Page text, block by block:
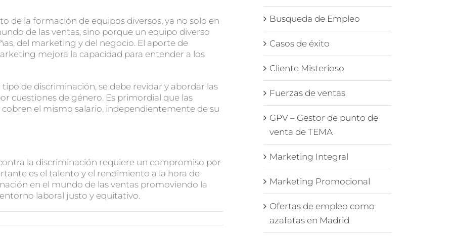
de la formación de equipos diversos, ya no solo en
de las ventas, sino porque un equipo diverso
del marketing y del negocio. El aporte de
mejora la capacidad para entender a los
de discriminación, se debe revidar y abordar las
cuestiones de género. Es primordial que las
el mismo salario, independientemente de su
la discriminación requiere un compromiso por
es el talento y el rendimiento a la hora de
en el mundo de las ventas promoviendo la
laboral justo y equitativo.
Busqueda de Empleo
Casos de éxito
Cliente Misterioso
Fuerzas de ventas
GPV – Gestor de punto de
venta de TEMA
Marketing Integral
Marketing Promocional
Ofertas de empleo como
azafatas en Madrid